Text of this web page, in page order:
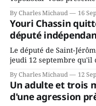
Chassin. Nous avons
depuis longtemps?
ans? Joindrait-il un
conservateurs d’Éric
By Charles Michaud 16
Youri Chassin
député
Le député de Saint-
jeudi 12 septembre qu'il
Avenir Québec de
gouvernement de la
juge chronique, à offrir
By Charles Michaud 12
Un adulte et trois
d'une agression